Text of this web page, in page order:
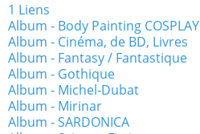
1 Liens
Album - Body Painting COSPLAY
Album - Cinéma, de BD, Livres
Album - Fantasy / Fantastique
Album - Gothique
Album - Michel-Dubat
Album - Mirinar
Album - SARDONICA